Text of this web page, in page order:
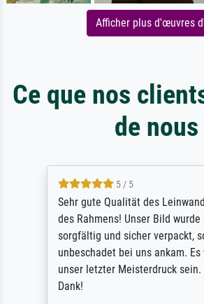
Afficher plus d'œuvres
Ce que nos
de nous
5 / 5
Sehr gute Qualität des
des Rahmens! Unser Bild wurde
sorgfältig und sicher verpackt,
unbeschadet bei uns ankam.
unser letzter Meisterdruck sein.
Dank!